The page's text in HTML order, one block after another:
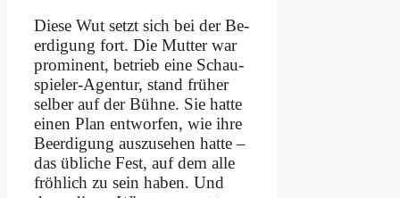
Die­se Wut setzt sich bei der Be­
er­di­gung fort. Die Mut­ter war
pro­mi­nent, be­trieb ei­ne Schau­
spie­ler-Agen­tur, stand frü­her
sel­ber auf der Büh­ne. Sie hat­te
ei­nen Plan ent­wor­fen, wie ih­re
Be­er­di­gung aus­zu­se­hen hat­te –
das üb­li­che Fest, auf dem al­le
fröh­lich zu sein ha­ben. Und